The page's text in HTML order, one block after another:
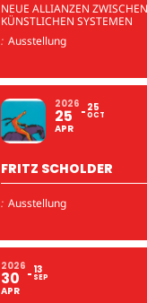
NEUE ALLIANZEN
KÜNSTLICHEN SYSTEMEN
: Ausstellung
2026
25
APR
25
OCT
FRITZ SCHOLDER
: Ausstellung
2026
30
APR
13
SEP